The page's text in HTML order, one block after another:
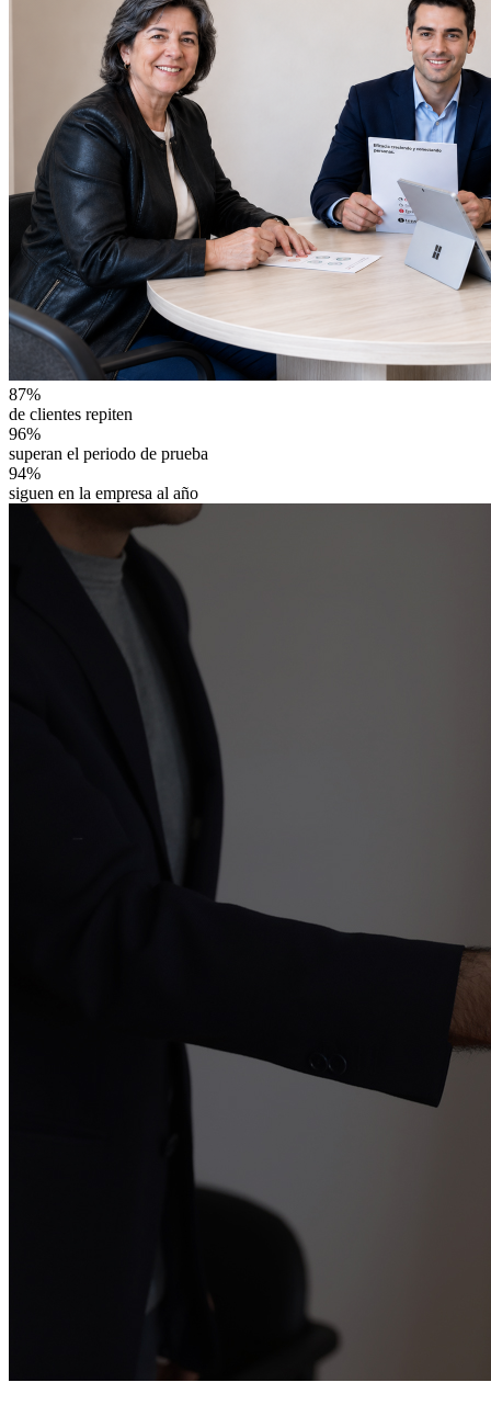
87%
de clientes repiten
96%
superan el periodo de prueba
94%
siguen en la empresa al año